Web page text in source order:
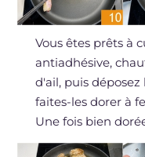
Vous êtes prêts à
antiadhésive,
d'ail, puis déposez
faites-les dorer à
Une fois bien